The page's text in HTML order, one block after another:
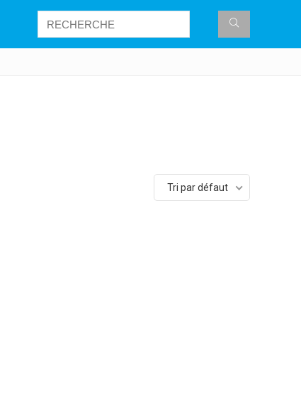
Tri par défaut